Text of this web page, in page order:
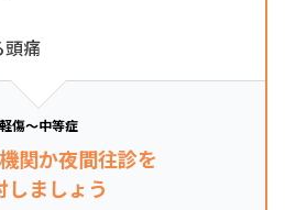
頭痛
軽傷～中等症
関か夜間往診を
しましょう